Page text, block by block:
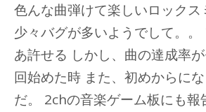
色んな曲弾けて楽しいロックス
少々バグが多いようでして。。
あ許せる しかし、曲の達成率
回始めた時 また、初めからに
だ。 2chの音楽ゲーム板にも